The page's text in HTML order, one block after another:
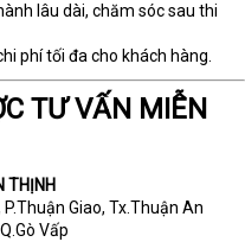
lâu dài, chăm sóc sau thi
phí tối đa cho khách hàng.
TƯ VẤN MIỄN
THỊNH
Giao, Tx.Thuận An
Vấp